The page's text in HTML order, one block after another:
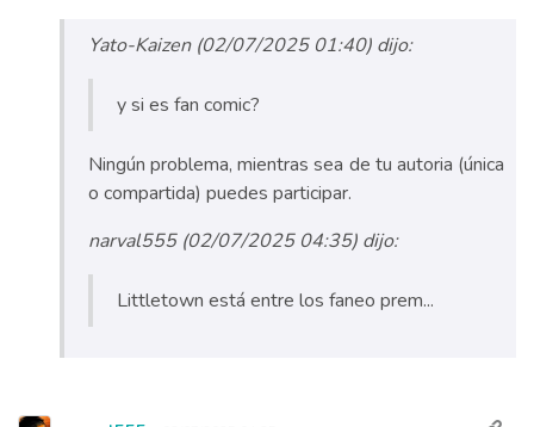
Yato-Kaizen (02/07/2025 01:40) dijo:
y si es fan comic?
Ningún problema, mientras sea de tu autoria (única
o compartida) puedes participar.
narval555 (02/07/2025 04:35) dijo:
Littletown está entre los faneo prem...